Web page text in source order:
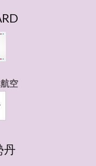
空
丹